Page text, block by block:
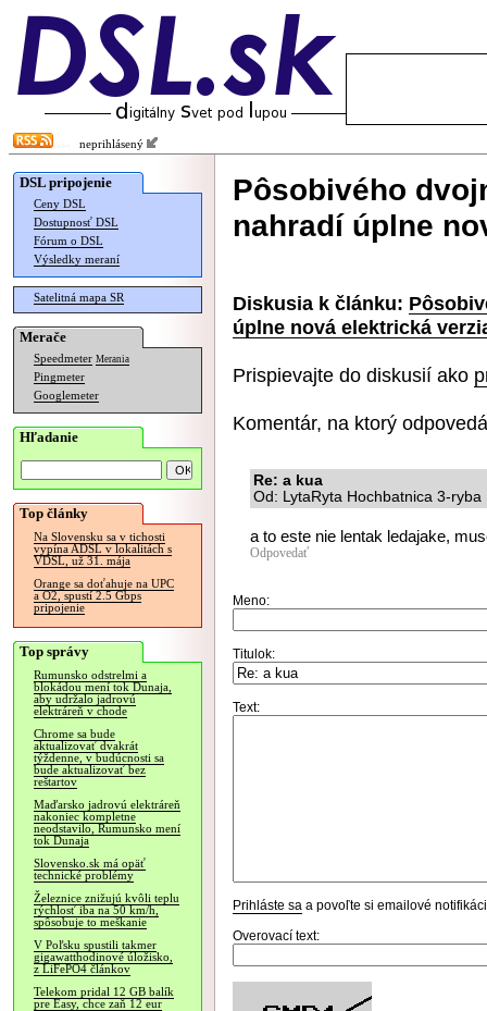
neprihlásený
DSL pripojenie
Ceny DSL
Dostupnosť DSL
Fórum o DSL
Výsledky meraní
Satelitná mapa SR
Merače
Speedmeter Merania
Pingmeter
Googlemeter
Hľadanie
Top články
Na Slovensku sa v tichosti
vypína ADSL v lokalitách s
VDSL, už 31. mája
Orange sa doťahuje na UPC
a O2, spustí 2.5 Gbps
pripojenie
Top správy
Rumunsko odstrelmi a
blokádou mení tok Dunaja,
aby udržalo jadrovú
elektráreň v chode
Chrome sa bude
aktualizovať dvakrát
týždenne, v budúcnosti sa
bude aktualizovať bez
reštartov
Maďarsko jadrovú elektráreň
nakoniec kompletne
neodstavilo, Rumunsko mení
tok Dunaja
Slovensko.sk má opäť
technické problémy
Železnice znižujú kvôli teplu
rýchlosť iba na 50 km/h,
spôsobuje to meškanie
V Poľsku spustili takmer
gigawatthodinové úložisko,
z LiFePO4 článkov
Telekom pridal 12 GB balík
pre Easy, chce zaň 12 eur
Pôsobivého
nahradí úplne
Diskusia k článku:
úplne nová elektrická
Prispievajte do diskusií ako
Komentár, na ktorý
Re: a kua
Od: LytaRyta Hochbatnica 3-
a to este nie lentak ledajake,
Odpovedať
Meno:
Titulok:
Text:
Prihláste sa a povoľte si emailové
Overovací text: